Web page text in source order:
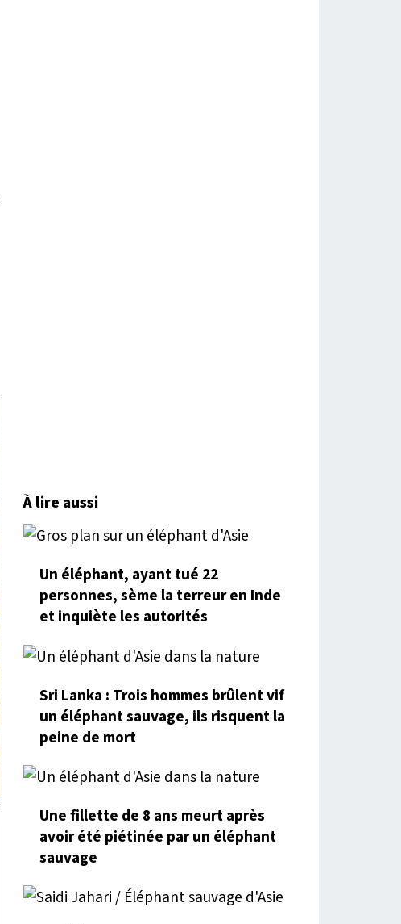
À lire aussi
Un éléphant, ayant tué 22
personnes, sème la terreur en Inde
et inquiète les autorités
Sri Lanka : Trois hommes brûlent vif
un éléphant sauvage, ils risquent la
peine de mort
Une fillette de 8 ans meurt après
avoir été piétinée par un éléphant
sauvage